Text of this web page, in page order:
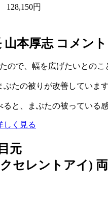
128,150円
本厚志 コメント
ので、幅を広げたいとのこ
たの被りが改善していま
と、まぶたの被っている
しく見る
元
セレントアイ)